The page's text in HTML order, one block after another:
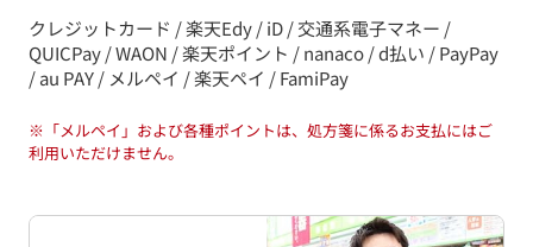
クレジットカード / 楽天Edy / iD / 交通系電子マネー /
QUICPay / WAON / 楽天ポイント / nanaco / d払い / PayPay
/ au PAY / メルペイ / 楽天ペイ / FamiPay
※ 「メルペイ」および各種ポイントは、処方箋に係るお支払にはご
利用いただけません。